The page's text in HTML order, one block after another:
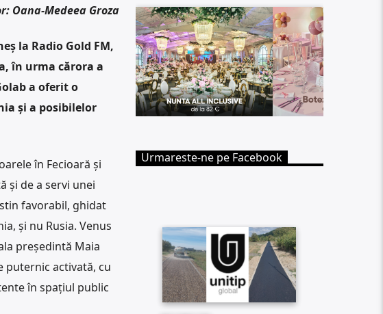
Oana-Medeea Groza
la Radio Gold FM,
în urma cărora a
a oferit o
și a posibilelor
în Fecioară și
și de a servi unei
favorabil, ghidat
și nu Rusia. Venus
președintă Maia
puternic activată, cu
în spațiul public
Urmareste-ne pe Facebook